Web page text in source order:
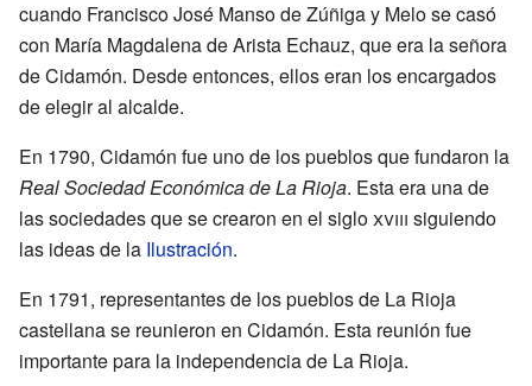
cuando Francisco José Manso de Zúñiga y Melo se casó
con María Magdalena de Arista Echauz, que era la señora
de Cidamón. Desde entonces, ellos eran los encargados
de elegir al alcalde.
En 1790, Cidamón fue uno de los pueblos que fundaron la
Real Sociedad Económica de La Rioja. Esta era una de
las sociedades que se crearon en el sigloxviii siguiendo
las ideas de la Ilustración.
En 1791, representantes de los pueblos de La Rioja
castellana se reunieron en Cidamón. Esta reunión fue
importante para la independencia de La Rioja.